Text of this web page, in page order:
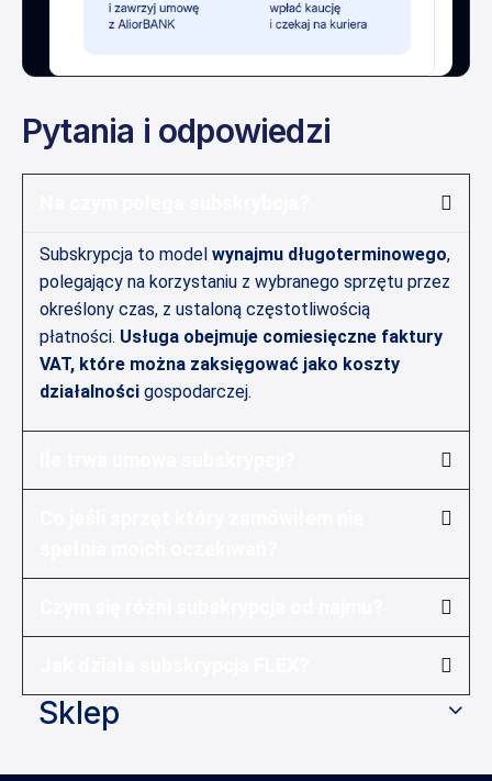
Pytania i odpowiedzi
Subskrypcja to model wynajmu długoterminowego,
polegający na korzystaniu z wybranego sprzętu przez
określony czas, z ustaloną częstotliwością
płatności. Usługa obejmuje comiesięczne faktury
VAT, które można zaksięgować jako koszty
działalności gospodarczej.
Sklep